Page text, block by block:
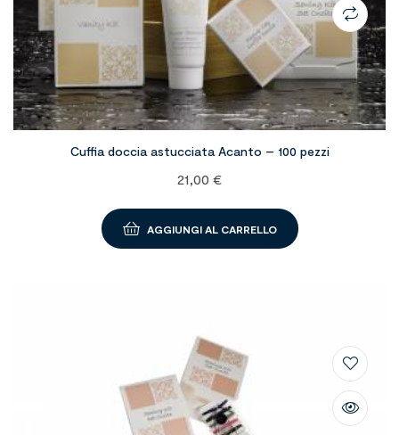
Cuffia doccia astucciata Acanto – 100 pezzi
21,00 €
AGGIUNGI AL CARRELLO